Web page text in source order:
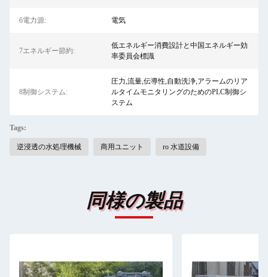
6電力源: 電気
7エネルギー節約:
低エネルギー消費設計と中国エネルギー効
率委員会標識
8制御システム:
圧力,流量,伝導性,自動洗浄,アラームのリア
ルタイムモニタリングのためのPLC制御シ
ステム
Tags:
逆浸透の水処理機械 商用ユニット ro 水道設備
同様の製品